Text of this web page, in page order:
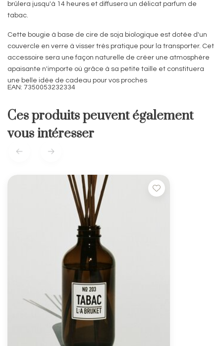
brûlera jusqu'à 14 heures et diffusera un délicat parfum de
tabac.
Cette bougie à base de cire de soja biologique est dotée d'un
couvercle en verre à visser très pratique pour la transporter. Cet
accessoire sera une façon naturelle de créer une atmosphère
apaisante n'importe où grâce à sa petite taille et constituera
une belle idée de cadeau pour vos proches
EAN: 7350053232334
Ces produits peuvent également
vous intéresser